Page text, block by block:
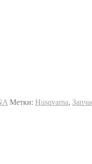
Метки: Husqvarna,